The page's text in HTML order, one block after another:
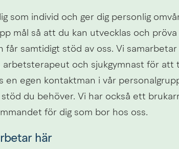
som individ och ger dig personlig
mål så att du kan utvecklas och
får samtidigt stöd av oss. Vi
arbetsterapeut och sjukgymnast för att
en egen kontaktman i vår
du behöver. Vi har också ett
för dig som bor hos oss.
här